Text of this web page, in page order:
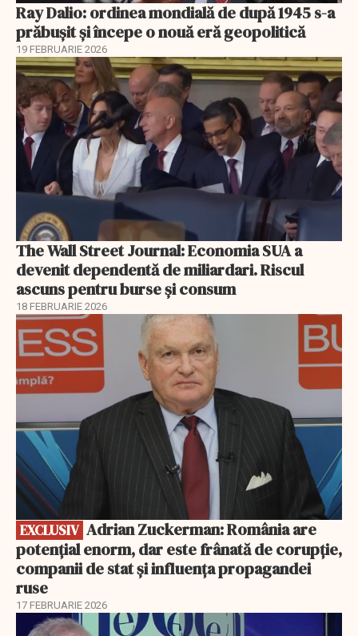
Ray Dalio: ordinea mondială de după 1945 s-a
prăbușit și începe o nouă eră geopolitică
19 FEBRUARIE 2026
The Wall Street Journal: Economia SUA a
devenit dependentă de miliardari. Riscul
ascuns pentru burse și consum
18 FEBRUARIE 2026
EXCLUSIV
EXCLUSIV
potențial enorm, dar este frânată de corupție,
companii de stat și influența propagandei
ruse
17 FEBRUARIE 2026
EXCLUSIV